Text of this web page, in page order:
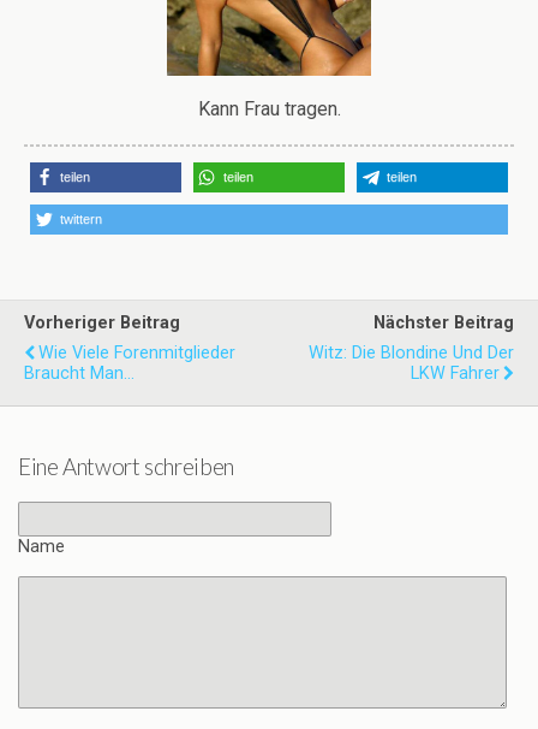
Kann Frau tragen.
teilen teilen teilen
twittern
Vorheriger Beitrag
Wie Viele Forenmitglieder
Braucht Man...
Nächster Beitrag
Witz: Die Blondine Und Der
LKW Fahrer
Eine Antwort schreiben
Name